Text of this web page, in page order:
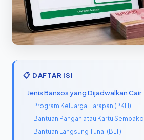
📋 DAFTAR ISI
Jenis Bansos yang Dijadwalkan Cair
Program Keluarga Harapan (PKH)
Bantuan Pangan atau Kartu Sembako
Bantuan Langsung Tunai (BLT)